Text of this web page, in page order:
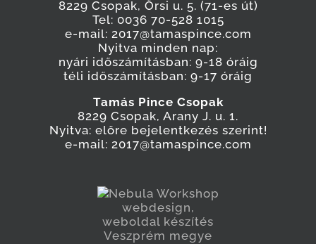
8229 Csopak, Őrsi u. 5. (71-es út)
Tel: 0036 70-528 1015
e-mail: 2017@tamaspince.com
Nyitva minden nap:
nyári időszámításban: 9-18 óráig
téli időszámításban: 9-17 óráig
Tamás Pince Csopak
8229 Csopak, Arany J. u. 1.
Nyitva: előre bejelentkezés szerint!
e-mail: 2017@tamaspince.com